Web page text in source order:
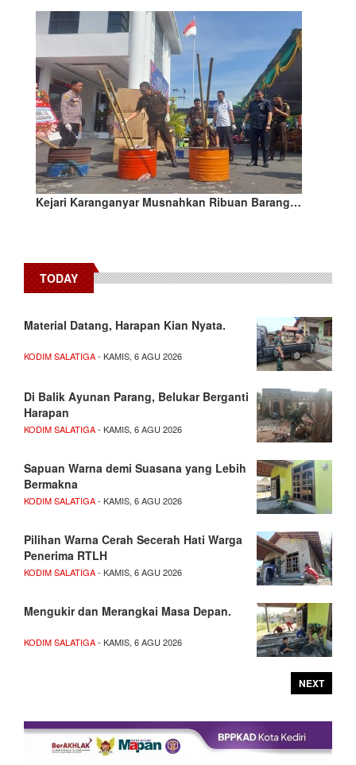
Kejari Karanganyar Musnahkan Ribuan Barang…
TODAY
Material Datang, Harapan Kian Nyata.
KODIM SALATIGA- KAMIS, 6 AGU 2026
Di Balik Ayunan Parang, Belukar Berganti
Harapan
KODIM SALATIGA- KAMIS, 6 AGU 2026
Sapuan Warna demi Suasana yang Lebih
Bermakna
KODIM SALATIGA- KAMIS, 6 AGU 2026
Pilihan Warna Cerah Secerah Hati Warga
Penerima RTLH
KODIM SALATIGA- KAMIS, 6 AGU 2026
Mengukir dan Merangkai Masa Depan.
KODIM SALATIGA- KAMIS, 6 AGU 2026
NEXT